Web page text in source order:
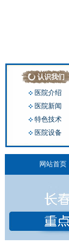
认识我们
医院介绍
医院新闻
特色技术
医院设备
网站首页